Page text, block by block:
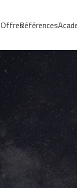
OffresRéférences